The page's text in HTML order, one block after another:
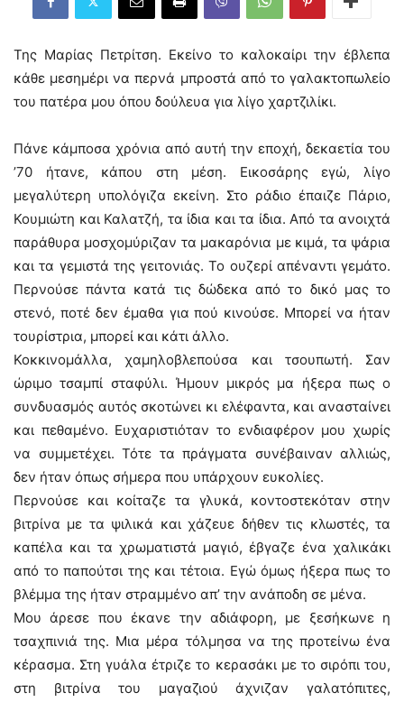
Της Μαρίας Πετρίτση. Εκείνο το καλοκαίρι την έβλεπα
κάθε μεσημέρι να περνά μπροστά από το γαλακτοπωλείο
του πατέρα μου όπου δούλευα για λίγο χαρτζιλίκι.
Πάνε κάμποσα χρόνια από αυτή την εποχή, δεκαετία του
’70 ήτανε, κάπου στη μέση. Εικοσάρης εγώ, λίγο
μεγαλύτερη υπολόγιζα εκείνη. Στο ράδιο έπαιζε Πάριο,
Κουμιώτη και Καλατζή, τα ίδια και τα ίδια. Από τα ανοιχτά
παράθυρα μοσχομύριζαν τα μακαρόνια με κιμά, τα ψάρια
και τα γεμιστά της γειτονιάς. Το ουζερί απέναντι γεμάτο.
Περνούσε πάντα κατά τις δώδεκα από το δικό μας το
στενό, ποτέ δεν έμαθα για πού κινούσε. Μπορεί να ήταν
τουρίστρια, μπορεί και κάτι άλλο.
Κοκκινομάλλα, χαμηλοβλεπούσα και τσουπωτή. Σαν
ώριμο τσαμπί σταφύλι. Ήμουν μικρός μα ήξερα πως ο
συνδυασμός αυτός σκοτώνει κι ελέφαντα, και ανασταίνει
και πεθαμένο. Ευχαριστιόταν το ενδιαφέρον μου χωρίς
να συμμετέχει. Τότε τα πράγματα συνέβαιναν αλλιώς,
δεν ήταν όπως σήμερα που υπάρχουν ευκολίες.
Περνούσε και κοίταζε τα γλυκά, κοντοστεκόταν στην
βιτρίνα με τα ψιλικά και χάζευε δήθεν τις κλωστές, τα
καπέλα και τα χρωματιστά μαγιό, έβγαζε ένα χαλικάκι
από το παπούτσι της και τέτοια. Εγώ όμως ήξερα πως το
βλέμμα της ήταν στραμμένο απ’ την ανάποδη σε μένα.
Μου άρεσε που έκανε την αδιάφορη, με ξεσήκωνε η
τσαχπινιά της. Μια μέρα τόλμησα να της προτείνω ένα
κέρασμα. Στη γυάλα έτριζε το κερασάκι με το σιρόπι του,
στη βιτρίνα του μαγαζιού άχνιζαν γαλατόπιτες,